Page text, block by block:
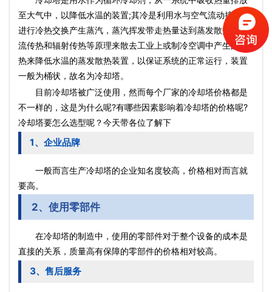
至大气中，以降低水温的装置;其冷是利用水与空气流动接触后
进行冷热交换产生蒸汽，蒸汽挥发带走热量达到蒸发散热、对
流传热和辐射传热等原理来散去工业上或制冷空调中产生的余
热来降低水温的蒸发散热装置，以保证系统的正常运行，装置
一般为桶状，故名为冷却塔。
目前冷却塔被广泛使用，然而每个厂家的冷却塔价格都是
不一样的，这是为什么呢?有哪些因素影响着冷却塔的价格呢?
冷却塔要怎么选型呢？今天带各位了解下
1、企业品牌
一般而言生产冷却塔的企业知名度较高，价格相对而言就
要高。
2、使用零部件
在冷却塔的制造中，使用的零部件对于整个设备的成本是
直接的关系，质量高有保障的零部件的价格相对较高。
3、售后服务